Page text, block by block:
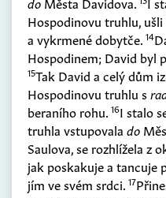
Hospodinovu truhlu,
a vykrmené dobytče. 14
Hospodinem; David byl
15Tak David a celý dům
Hospodinovu truhlu s
beraního rohu. 16I stalo
truhla vstupovala do
Saulova, se rozhlížela z
jak poskakuje a tancuje
jím ve svém srdci. 17